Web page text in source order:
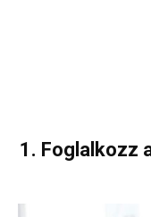
1. Foglalkozz